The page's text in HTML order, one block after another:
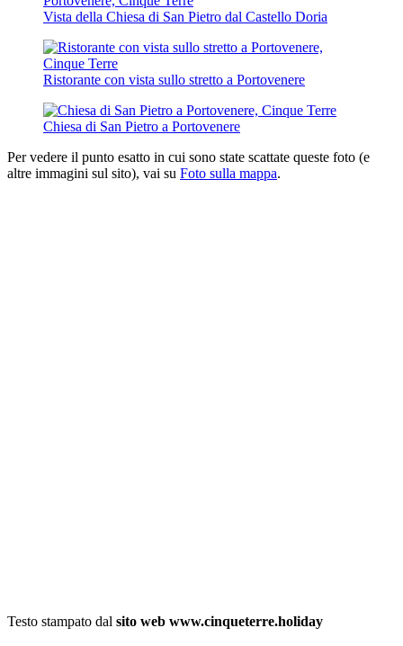
Vista della Chiesa di San Pietro dal Castello Doria
Ristorante con vista sullo stretto a Portovenere
Chiesa di San Pietro a Portovenere
Per vedere il punto esatto in cui sono state scattate queste foto (e
altre immagini sul sito), vai su Foto sulla mappa.
Testo stampato dal sito web www.cinqueterre.holiday